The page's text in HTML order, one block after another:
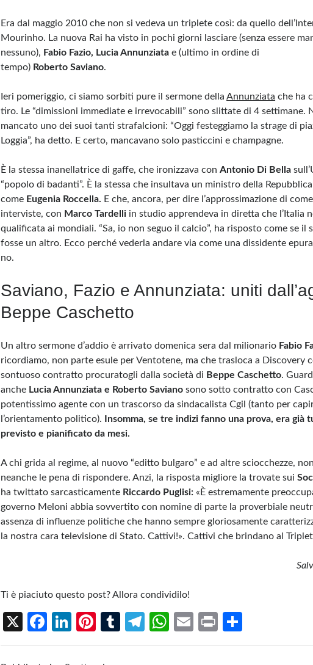
Era dal maggio 2010 che non si vedeva un triplete così: da quello
Mourinho. La nuova Rai ha visto in pochi giorni lasciare (senza essere
nessuno), Fabio Fazio, Lucia Annunziata e (ultimo in ordine di
tempo) Roberto Saviano.
Ieri pomeriggio, ci siamo sorbiti pure il sermone della Annunziata che ha
tiro. Le “dimissioni immediate e irrevocabili” sono slittate di 4 settimane.
mancato uno dei suoi tanti strafalcioni: “Oggi festeggiamo la strage di
Loggia”, ha detto. E certo, mancavano solo pasticcini e champagne.
È la stessa inanellatrice di gaffe, che ironizzava con Antonio Di Bella
“popolo di badanti”. È la stessa che insultava un ministro della Repubblica
come Eugenia Roccella. E che, ancora, per dire l’approssimazione di
interviste, con Marco Tardelli in studio apprendeva in diretta che l’Italia
qualificata ai mondiali. “Sa, io non seguo il calcio”, ha risposto come se il
fosse un altro. Ecco perché vederla andare via come una dissidente
no.
Saviano, Fazio e Annunziata: uniti
Beppe Caschetto
Un altro sermone d’addio è arrivato domenica sera dal milionario Fabio
ricordiamo, non parte esule per Ventotene, ma che trasloca a Discovery
sontuoso contratto procuratogli dalla società di Beppe Caschetto.
anche Lucia Annunziata e Roberto Saviano sono sotto contratto con
potentissimo agente con un trascorso da sindacalista Cgil (tanto per
l’orientamento politico).
Insomma, se tre indizi fanno una prova, era già
previsto e pianificato da mesi.
A chi grida al regime, al nuovo “editto bulgaro” e ad altre sciocchezze,
neanche le pena di rispondere. Anzi, la risposta migliore la trovate sui
ha twittato sarcasticamente Riccardo Puglisi: «È estremamente
governo Meloni abbia sovvertito con nomine di parte la proverbiale
assenza di influenze politiche che hanno sempre gloriosamente
la nostra cara televisione di Stato. Cattivi!». Cattivi che brindano al
Ti è piaciuto questo post? Allora condividilo!
X
Fa
ce
b
Li
n
ke
Pi
nt
er
T
u
Te
le
W
h
E
m
Pr
in h